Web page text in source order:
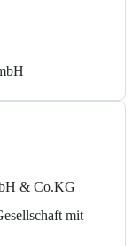
& Co.KG
mit